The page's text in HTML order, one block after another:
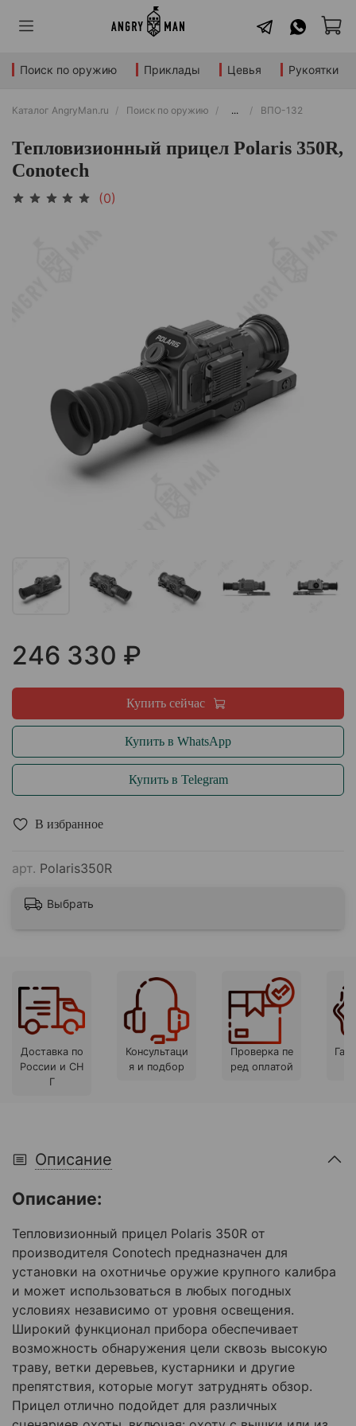
Поиск по оружию Приклады Цевья Рукоятки
Каталог AngryMan.ru Поиск по оружию ... ВПО-132
Тепловизионный прицел Polaris 350R,
Conotech
(0)
В избранное
арт. Polaris350R
246 330 ₽
Купить сейчас
Купить в WhatsApp
Купить в Telegram
Выбрать
Доставка по
России и СН
Г
Консультаци
я и подбор
Проверка пе
ред оплатой
Описание
Описание:
Тепловизионный прицел Polaris 350R от
производителя Conotech предназначен для
установки на охотничье оружие крупного калибра
и может использоваться в любых погодных
условиях независимо от уровня освещения.
Широкий функционал прибора обеспечивает
возможность обнаружения цели сквозь высокую
траву, ветки деревьев, кустарники и другие
препятствия, которые могут затруднять обзор.
Прицел отлично подойдет для различных